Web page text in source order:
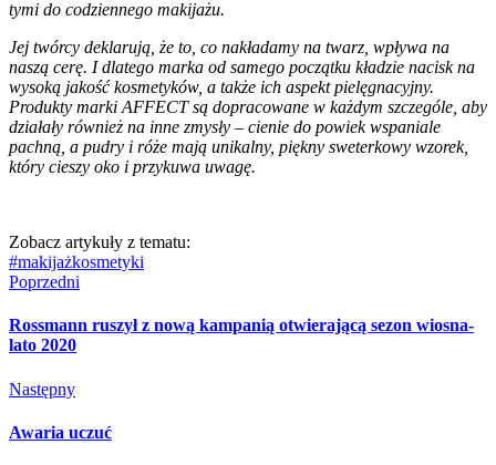
tymi do codziennego makijażu.
Jej twórcy deklarują, że to, co nakładamy na twarz, wpływa na
naszą cerę. I dlatego marka od samego początku kładzie nacisk na
wysoką jakość kosmetyków, a także ich aspekt pielęgnacyjny.
Produkty marki AFFECT są dopracowane w każdym szczególe, aby
działały również na inne zmysły – cienie do powiek wspaniale
pachną, a pudry i róże mają unikalny, piękny sweterkowy wzorek,
który cieszy oko i przykuwa uwagę.
Zobacz artykuły z tematu:
#makijażkosmetyki
Poprzedni
Rossmann ruszył z nową kampanią otwierającą sezon wiosna-
lato 2020
Następny
Awaria uczuć